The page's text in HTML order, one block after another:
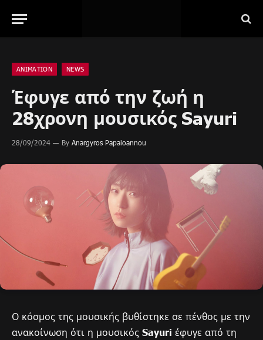
ANIMATION NEWS
Έφυγε από την ζωή η
28χρονη μουσικός Sayuri
28/09/2024 By Anargyros Papaioannou
Ο κόσμος της μουσικής βυθίστηκε σε πένθος με την
ανακοίνωση ότι η μουσικός Sayuri έφυγε από τη